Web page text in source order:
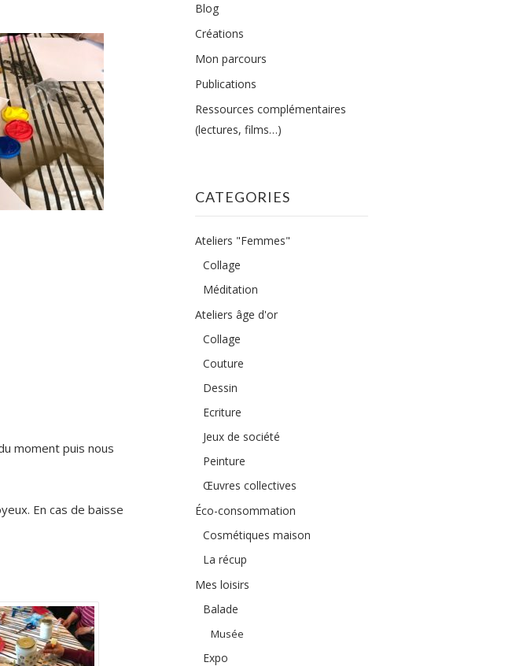
moment puis nous
En cas de baisse
Blog
Créations
Mon parcours
Publications
Ressources complémentaires
(lectures, films…)
CATEGORIES
Ateliers "Femmes"
Collage
Méditation
Ateliers âge d'or
Collage
Couture
Dessin
Ecriture
Jeux de société
Peinture
Œuvres collectives
Éco-consommation
Cosmétiques maison
La récup
Mes loisirs
Balade
Musée
Expo